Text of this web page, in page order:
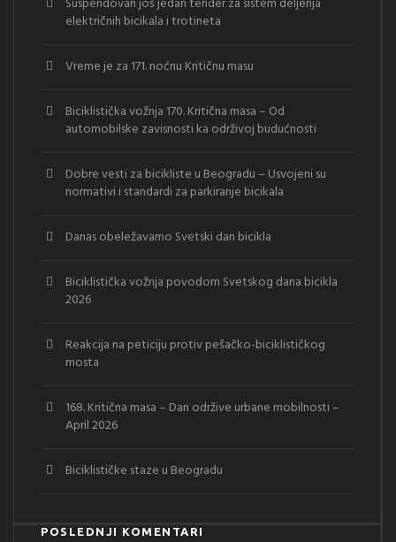
električnih bicikala i trotineta
Vreme je za 171. noćnu Kritičnu masu
Biciklistička vožnja 170. Kritična masa – Od
automobilske zavisnosti ka održivoj budućnosti
Dobre vesti za bicikliste u Beogradu – Usvojeni su
normativi i standardi za parkiranje bicikala
Danas obeležavamo Svetski dan bicikla
Biciklistička vožnja povodom Svetskog dana bicikla
2026
Reakcija na peticiju protiv pešačko-biciklističkog
mosta
168. Kritična masa – Dan održive urbane mobilnosti –
April 2026
Biciklističke staze u Beogradu
POSLEDNJI KOMENTARI